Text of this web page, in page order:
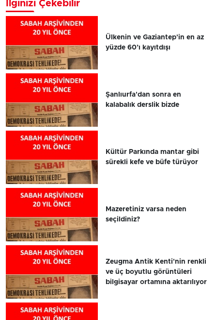
İlginizi Çekebilir
Ülkenin ve Gaziantep'in en az
yüzde 60’ı kayıtdışı
Şanlıurfa'dan sonra en
kalabalık derslik bizde
Kültür Parkında mantar gibi
sürekli kefe ve büfe türüyor
Mazeretiniz varsa neden
seçildiniz?
Zeugma Antik Kenti'nin renkli
ve üç boyutlu görüntüleri
bilgisayar ortamına aktarılıyor